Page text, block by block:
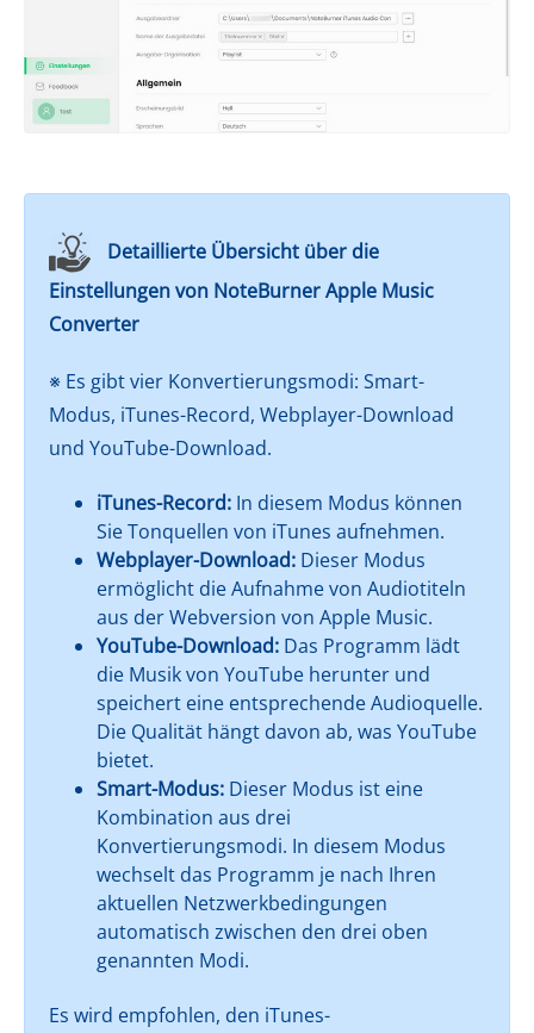
Detaillierte Übersicht über die
Einstellungen von NoteBurner Apple Music
Converter
※ Es gibt vier Konvertierungsmodi: Smart-
Modus, iTunes-Record, Webplayer-Download
und YouTube-Download.
iTunes-Record: In diesem Modus können
Sie Tonquellen von iTunes aufnehmen.
Webplayer-Download: Dieser Modus
ermöglicht die Aufnahme von Audiotiteln
aus der Webversion von Apple Music.
YouTube-Download: Das Programm lädt
die Musik von YouTube herunter und
speichert eine entsprechende Audioquelle.
Die Qualität hängt davon ab, was YouTube
bietet.
Smart-Modus: Dieser Modus ist eine
Kombination aus drei
Konvertierungsmodi. In diesem Modus
wechselt das Programm je nach Ihren
aktuellen Netzwerkbedingungen
automatisch zwischen den drei oben
genannten Modi.
Es wird empfohlen, den iTunes-